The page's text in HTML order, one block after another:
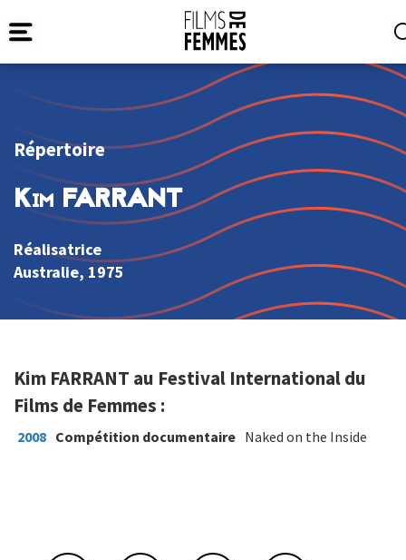
Répertoire
Kim FARRANT
Réalisatrice
Australie, 1975
Kim FARRANT au Festival International du
Films de Femmes :
2008 Compétition documentaire Naked on the Inside